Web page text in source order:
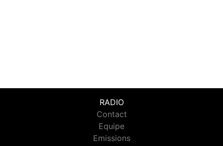
RADIO
Contact
Equipe
Emissions